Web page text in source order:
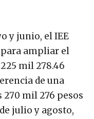
y junio, el IEE
ampliar el
mil 278.46
de una
mil 276 pesos
julio y agosto,